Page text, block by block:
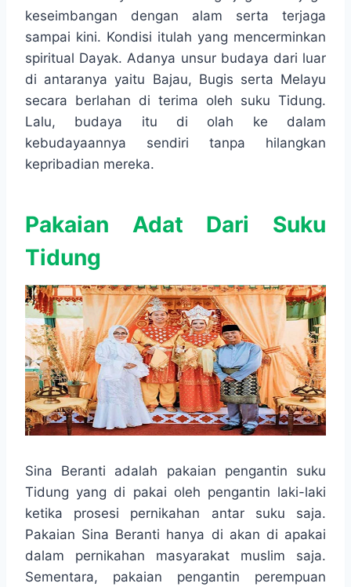
keseimbangan dengan alam serta terjaga
sampai kini. Kondisi itulah yang mencerminkan
spiritual Dayak. Adanya unsur budaya dari luar
di antaranya yaitu Bajau, Bugis serta Melayu
secara berlahan di terima oleh suku Tidung.
Lalu, budaya itu di olah ke dalam
kebudayaannya sendiri tanpa hilangkan
kepribadian mereka.
Pakaian Adat Dari Suku
Tidung
Sina Beranti adalah pakaian pengantin suku
Tidung yang di pakai oleh pengantin laki-laki
ketika prosesi pernikahan antar suku saja.
Pakaian Sina Beranti hanya di akan di apakai
dalam pernikahan masyarakat muslim saja.
Sementara, pakaian pengantin perempuan